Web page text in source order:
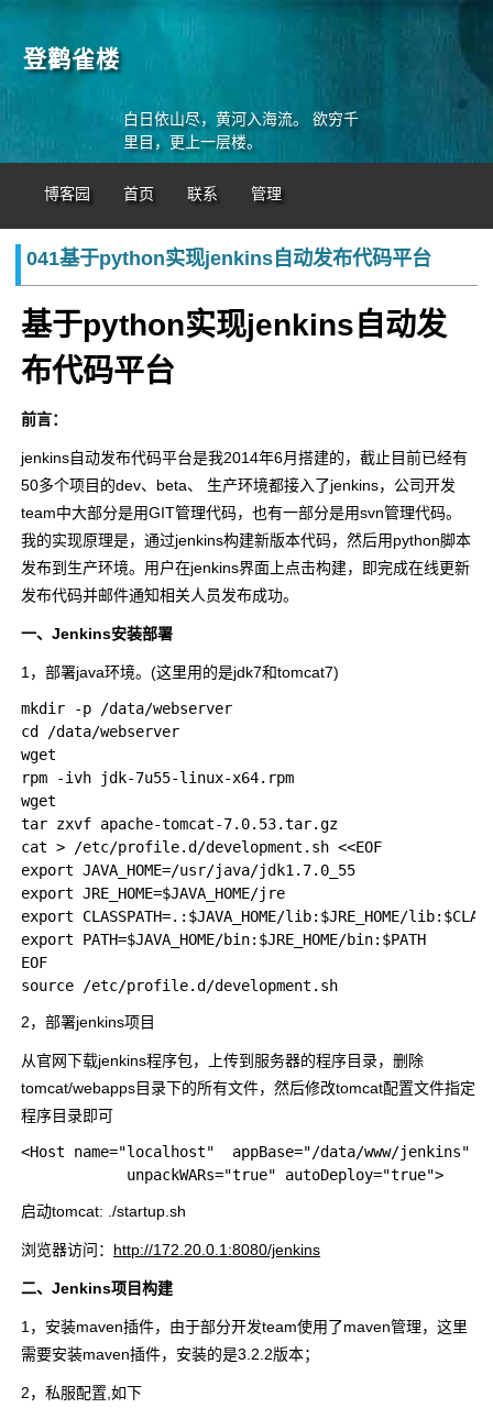
登鹳雀楼
白日依山尽，黄河入海流。 欲穷千
里目，更上一层楼。
博客园 首页 联系 管理
041基于python实现jenkins自动发布代码平台
基于python实现jenkins自动发
布代码平台
前言：
jenkins自动发布代码平台是我2014年6月搭建的，截止目前已经有
50多个项目的dev、beta、 生产环境都接入了jenkins，公司开发
team中大部分是用GIT管理代码，也有一部分是用svn管理代码。
我的实现原理是，通过jenkins构建新版本代码，然后用python脚本
发布到生产环境。用户在jenkins界面上点击构建，即完成在线更新
发布代码并邮件通知相关人员发布成功。
一、Jenkins安装部署
1，部署java环境。(这里用的是jdk7和tomcat7)
mkdir -p /data/webserver
cd /data/webserver
wget
rpm -ivh jdk-7u55-linux-x64.rpm
wget
tar zxvf apache-tomcat-7.0.53.tar.gz
cat > /etc/profile.d/development.sh <<EOF
export JAVA_HOME=/usr/java/jdk1.7.0_55
export JRE_HOME=$JAVA_HOME/jre
export CLASSPATH=.:$JAVA_HOME/lib:$JRE_HOME/
export PATH=$JAVA_HOME/bin:$JRE_HOME/bin:$PATH
EOF
2，部署jenkins项目
从官网下载jenkins程序包，上传到服务器的程序目录，删除
tomcat/webapps目录下的所有文件，然后修改tomcat配置文件指定
程序目录即可
<Host name="localhost"  appBase="/data/www/jenkins"
启动tomcat: ./startup.sh
浏览器访问： http://172.20.0.1:8080/jenkins
二、Jenkins项目构建
1，安装maven插件，由于部分开发team使用了maven管理，这里
需要安装maven插件，安装的是3.2.2版本；
2，私服配置,如下